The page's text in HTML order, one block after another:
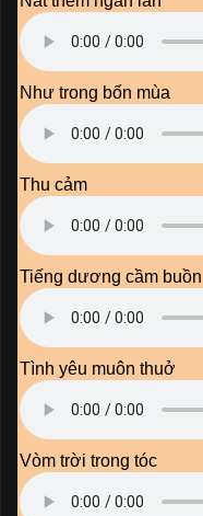
Như trong bốn mùa
Thu cảm
Tiếng dương cầm buồn
Tình yêu muôn thuở
Vòm trời trong tóc